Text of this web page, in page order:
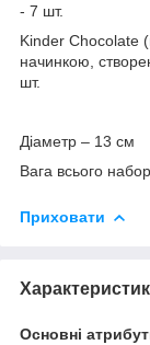
- 7 шт.
Kinder Chocolate
начинкою,
шт.
Діаметр – 13 см
Вага всього
Приховати
Основні